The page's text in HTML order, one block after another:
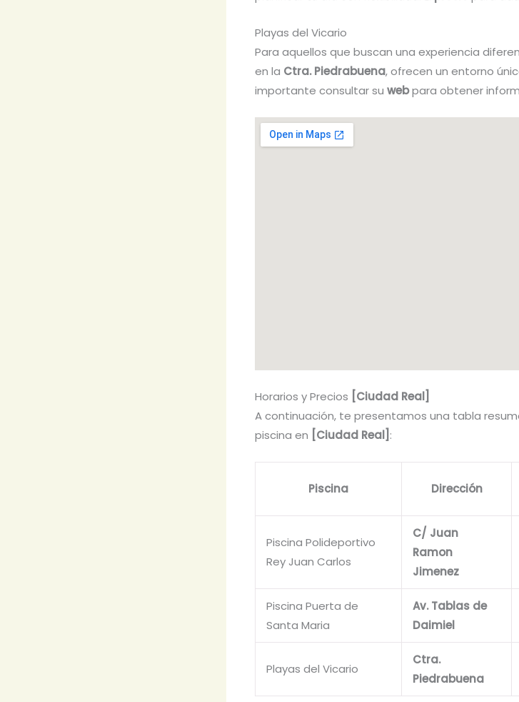
Playas del Vicario
Para aquellos que buscan una experiencia
en la Ctra. Piedrabuena, ofrecen un entorno
importante consultar su webpara obtener
Horarios y Precios
[Ciudad Real]
A continuación, te presentamos una tabla
piscina en
[Ciudad Real] :
Piscina Dirección
Piscina Polideportivo
Rey Juan Carlos
C/ Juan
Ramon
Jimenez
Piscina Puerta de
Santa Maria
Av. Tablas de
Daimiel
Playas del Vicario
Ctra.
Piedrabuena